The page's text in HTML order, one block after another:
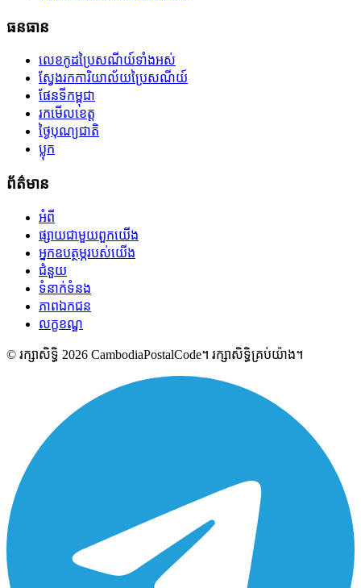
ធនធាន
លេខកូដប្រៃសណីយ៍ទាំងអស់
ស្វែងរកការិយាល័យប្រៃសណីយ៍
ផែនទីកម្ពុជា
រកមើលខេត្ត
ថ្ងៃបុណ្យជាតិ
ប្លុក
ព័ត៌មាន
អំពី
ផ្សាយជាមួយពួកយើង
អ្នកឧបត្ថម្ភរបស់យើង
ជំនួយ
ទំនាក់ទំនង
ភាពឯកជន
លក្ខខណ្ឌ
© រក្សាសិទ្ធិ 2026 CambodiaPostalCode។ រក្សាសិទ្ធិគ្រប់យ៉ាង។